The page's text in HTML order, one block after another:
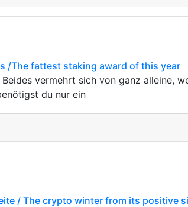
/The fattest staking award of this year
vermehrt sich von ganz alleine,
du nur ein
/ The crypto winter from its positive